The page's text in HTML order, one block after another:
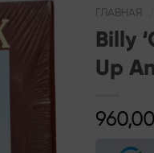
wishlist
ГЛАВНАЯ
Billy
Up
960,00